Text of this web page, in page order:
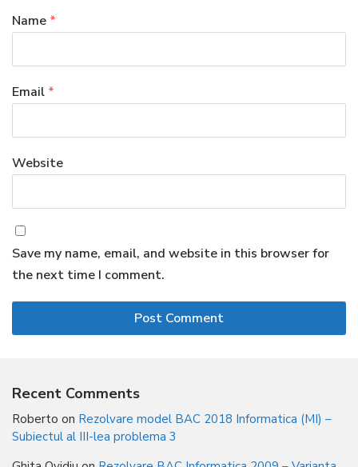
Name *
Email *
Website
Save my name, email, and website in this browser for
the next time I comment.
Recent Comments
Roberto on Rezolvare model BAC 2018 Informatica (MI) –
Subiectul al III-lea problema 3